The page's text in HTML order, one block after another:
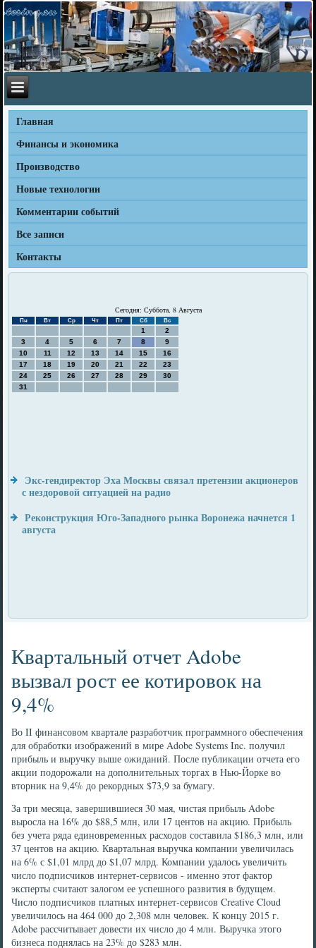
Главная
Финансы и экономика
Производство
Новые технологии
Комментарии событий
Все записи
Контакты
Сегодня: Суббота, 8 Августа
Пн Вт Ср Чт Пт Сб Вс
1
2
3
4 5 6 7 8
9
10
11 12 13 14 15
16
17
18 19 20 21 22
23
24
25 26 27 28 29
30
31
Экс-гендиректор Эха Москвы связал претензии акционеров
с нездоровой ситуацией на радио
Реконструкция Юго-Западного рынка Воронежа начнется 1
августа
Квартальный отчет Adobe
вызвал рост ее котировок на
9,4%
Во II финансовом квартале разработчик программного обеспечения
для обработки изображений в мире Adobe Systems Inc. получил
прибыль и выручку выше ожиданий. После публикации отчета его
акции подорожали на дополнительных торгах в Нью-Йорке во
вторник на 9,4% до рекордных $73,9 за бумагу.
За три месяца, завершившиеся 30 мая, чистая прибыль Adobe
выросла на 16% до $88,5 млн, или 17 центов на акцию. Прибыль
без учета ряда единовременных расходов составила $186,3 млн, или
37 центов на акцию. Квартальная выручка компании увеличилась
на 6% с $1,01 млрд до $1,07 млрд. Компании удалось увеличить
число подписчиков интернет-сервисов - именно этот фактор
эксперты считают залогом ее успешного развития в будущем.
Число подписчиков платных интернет-сервисов Creative Cloud
увеличилось на 464 000 до 2,308 млн человек. К концу 2015 г.
Adobe рассчитывает довести их число до 4 млн. Выручка этого
бизнеса поднялась на 23% до $283 млн.